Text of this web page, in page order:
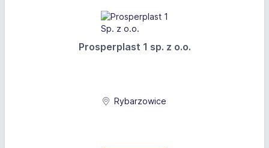
Prosperplast 1 sp. z o.o.
Rybarzowice